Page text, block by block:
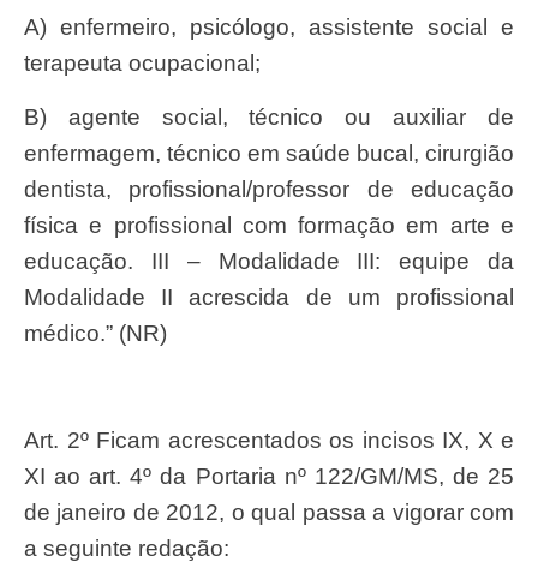
a) enfermeiro, psicólogo, assistente social e
terapeuta ocupacional;
b) agente social, técnico ou auxiliar de
enfermagem, técnico em saúde bucal, cirurgião
dentista, profissional/professor de educação
física e profissional com formação em arte e
educação. III – Modalidade III: equipe da
Modalidade II acrescida de um profissional
médico.” (NR)
Art. 2º Ficam acrescentados os incisos IX, X e
XI ao art. 4º da Portaria nº 122/GM/MS, de 25
de janeiro de 2012, o qual passa a vigorar com
a seguinte redação: